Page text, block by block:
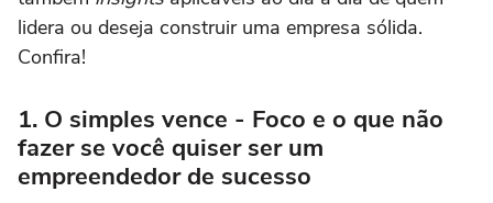
lidera ou deseja construir uma empresa sólida.
Confira!
1. O simples vence - Foco e o que não
fazer se você quiser ser um
empreendedor de sucesso